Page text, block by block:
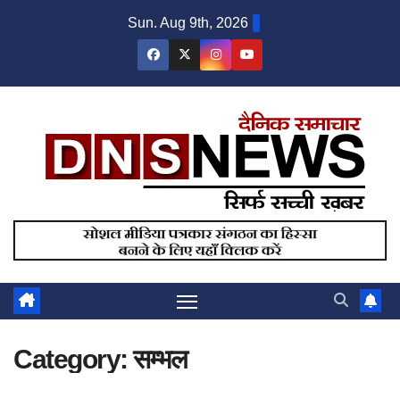
Sun. Aug 9th, 2026
Category:सम्भल